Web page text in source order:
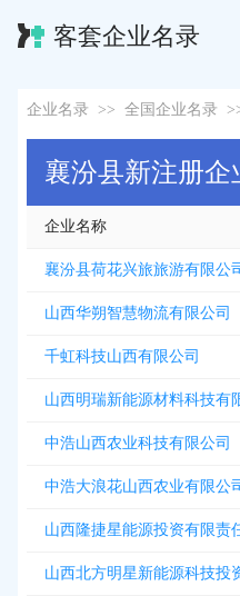
客套企业名录
企业名录 >> 全国企业名录
襄汾县新注册企
企业名称
襄汾县荷花兴旅旅游有限公
山西华朔智慧物流有限公司
千虹科技山西有限公司
山西明瑞新能源材料科技有
中浩山西农业科技有限公司
中浩大浪花山西农业有限公
山西隆捷星能源投资有限责
山西北方明星新能源科技投